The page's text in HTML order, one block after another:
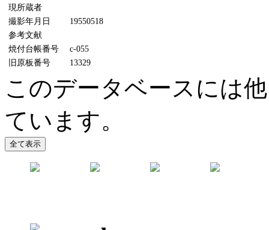
現所蔵者
撮影年月日
19550518
参考文献
焼付台帳番号
c-055
旧原板番号
13329
このデータベースには
ています。